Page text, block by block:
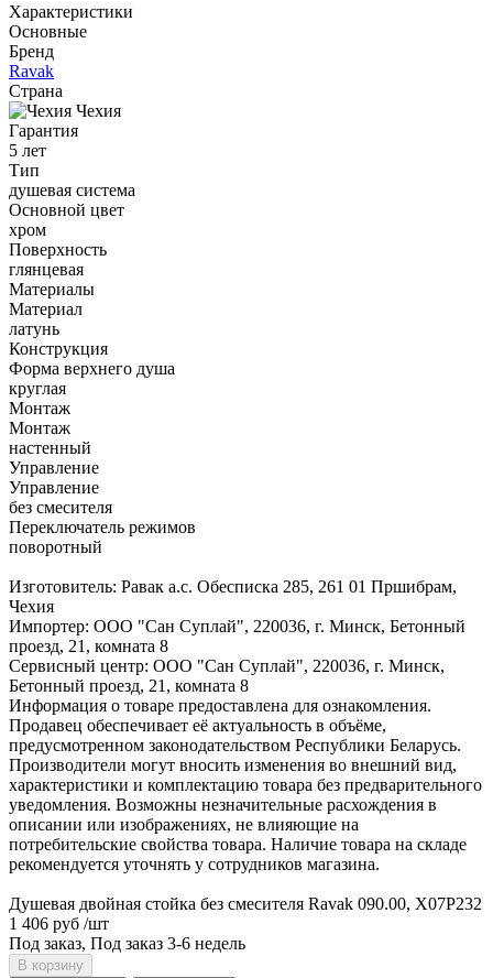
Характеристики
Основные
Бренд
Ravak
Страна
Чехия
Гарантия
5 лет
Тип
душевая система
Основной цвет
хром
Поверхность
глянцевая
Материалы
Материал
латунь
Конструкция
Форма верхнего душа
круглая
Монтаж
Монтаж
настенный
Управление
Управление
без смесителя
Переключатель режимов
поворотный
Изготовитель: Равак а.с. Обесписка 285, 261 01 Пршибрам,
Чехия
Импортер: ООО "Сан Суплай", 220036, г. Минск, Бетонный
проезд, 21, комната 8
Сервисный центр: ООО "Сан Суплай", 220036, г. Минск,
Бетонный проезд, 21, комната 8
Информация о товаре предоставлена для ознакомления.
Продавец обеспечивает её актуальность в объёме,
предусмотренном законодательством Республики Беларусь.
Производители могут вносить изменения во внешний вид,
характеристики и комплектацию товара без предварительного
уведомления. Возможны незначительные расхождения в
описании или изображениях, не влияющие на
потребительские свойства товара. Наличие товара на складе
рекомендуется уточнять у сотрудников магазина.
Душевая двойная стойка без смесителя Ravak 090.00, X07P232
1 406 руб /шт
Под заказ, Под заказ 3-6 недель
В корзину